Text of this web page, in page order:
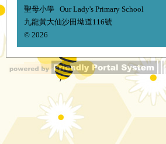
聖母小學 Our Lady's Primary School
九龍黃大仙沙田坳道116號
© 2026